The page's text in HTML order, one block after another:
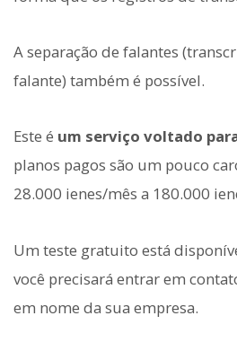
A separação de falantes
falante) também é possível.
Este é um serviço voltado
planos pagos são um pouco
28.000 ienes/mês a 180.000
Um teste gratuito está
você precisará entrar em
em nome da sua empresa.